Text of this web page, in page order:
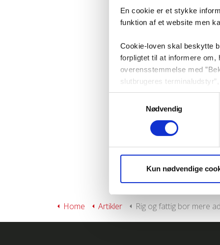
En cookie er et stykke
funktion af et website men
Cookie-loven skal beskytte
forpligtet til at informere
overensstemmelse med
slutbrugeres
kommunikation.
din browser når du afslutter
websitet, samt til at finde
Du kan i alle almindelige
Nødvendig
Kun nødvendige
Home Artikler Rig og fattig bor mere adskilt